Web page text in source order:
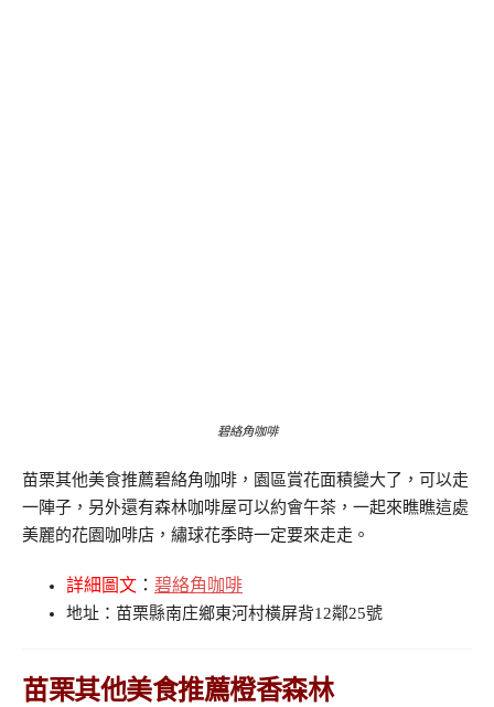
碧絡角咖啡
苗栗其他美食推薦碧絡角咖啡，園區賞花面積變大了，可以走
一陣子，另外還有森林咖啡屋可以約會午茶，一起來瞧瞧這處
美麗的花園咖啡店，繡球花季時一定要來走走。
詳細圖文 ： 碧絡角咖啡
地址：苗栗縣南庄鄉東河村橫屏背12鄰25號
苗栗其他美食推薦橙香森林